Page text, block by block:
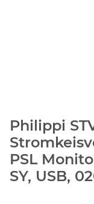
Philippi
PSL
SY, USB,